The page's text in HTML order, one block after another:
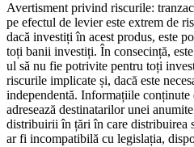
Avertisment privind riscurile:
pe efectul de levier este extrem de
dacă investiți în acest produs, este
toți banii investiți. În consecință,
ul să nu fie potrivite pentru toți
riscurile implicate și, dacă este
independentă. Informațiile conținute
adresează destinatarilor unei
distribuirii în țări în care distribuirea
ar fi incompatibilă cu legislația,